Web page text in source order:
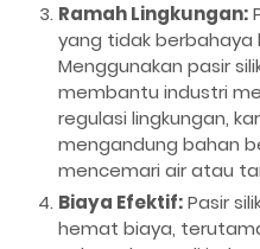
Ramah Lingkungan:
yang tidak berbahaya
Menggunakan pasir
membantu industri
regulasi lingkungan,
mengandung bahan
mencemari air atau
Biaya Efektif:Pasir
hemat biaya,